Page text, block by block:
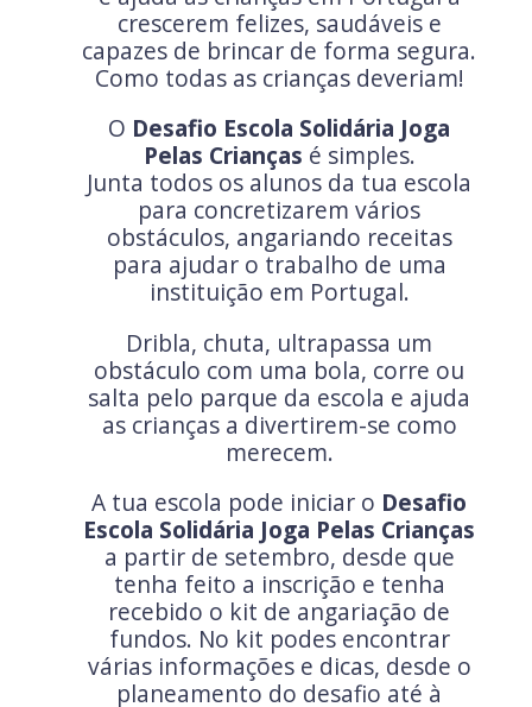
crescerem felizes, saudáveis e
capazes de brincar de forma segura.
Como todas as crianças deveriam!
O Desafio Escola Solidária Joga
Pelas Crianças é simples.
Junta todos os alunos da tua escola
para concretizarem vários
obstáculos, angariando receitas
para ajudar o trabalho de uma
instituição em Portugal.
Dribla, chuta, ultrapassa um
obstáculo com uma bola, corre ou
salta pelo parque da escola e ajuda
as crianças a divertirem-se como
merecem.
A tua escola pode iniciar o Desafio
Escola Solidária Joga Pelas Crianças
a partir de setembro, desde que
tenha feito a inscrição e tenha
recebido o kit de angariação de
fundos. No kit podes encontrar
várias informações e dicas, desde o
planeamento do desafio até à